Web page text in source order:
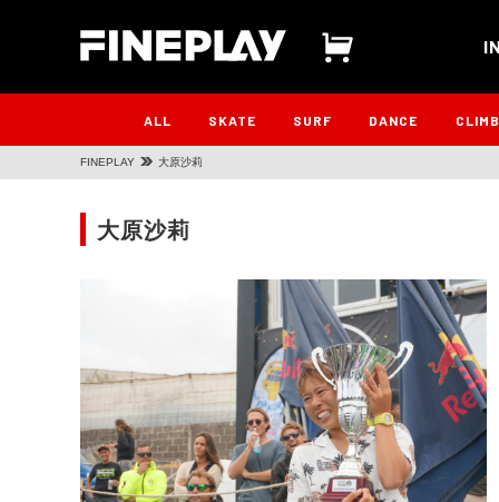
ALL SKATE SURF DANCE CLIMB
FINEPLAY 大原沙莉
大原沙莉